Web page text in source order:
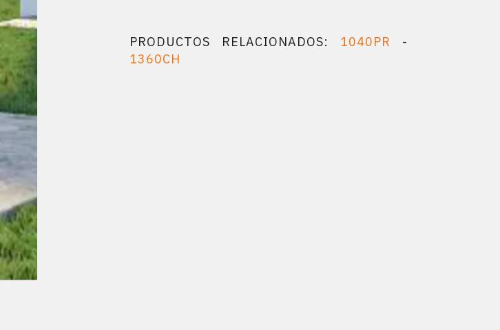
PRODUCTOS RELACIONADOS: 1040PR -
1360CH